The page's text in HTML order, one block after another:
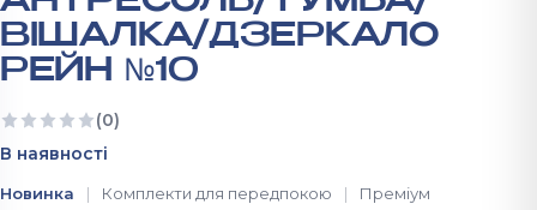
ВІШАЛКА/ДЗЕРКАЛО
РЕЙН №10
(0)
Ще немає відгуків
В наявності
Новинка Комплекти для передпокою Преміум